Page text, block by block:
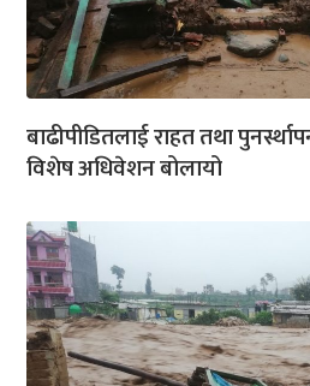
बाढीपीडितलाई राहत तथा
विशेष अधिवेशन बोलायो